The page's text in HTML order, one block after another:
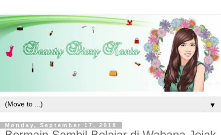
▼
Monday, September 17, 2018